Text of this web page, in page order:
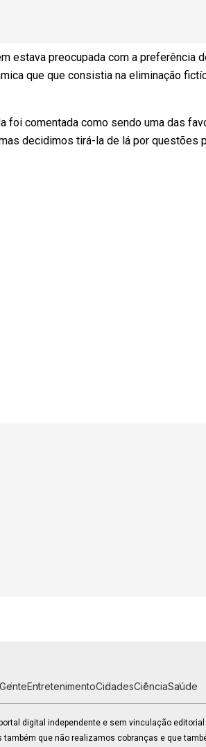
estava preocupada com a preferência
que que consistia na eliminação
foi comentada como sendo uma das
decidimos tirá-la de lá por questões
GenteEntretenimentoCidadesCiênciaSaúde
portal digital independente e sem vinculação editorial
que não realizamos cobranças e que